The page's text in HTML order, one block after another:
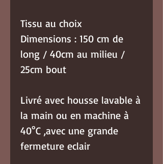
Tissu au choix
Dimensions : 150 cm de
long / 40cm au milieu /
25cm bout
Livré avec housse lavable à
la main ou en machine à
40°C ,avec une grande
fermeture eclair